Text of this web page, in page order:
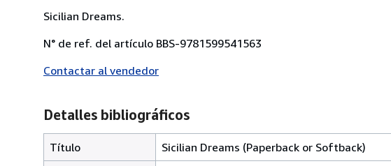
Sicilian Dreams.
N° de ref. del artículo BBS-9781599541563
Contactar al vendedor
Detalles bibliográficos
Título
Sicilian Dreams (Paperback or Softback)